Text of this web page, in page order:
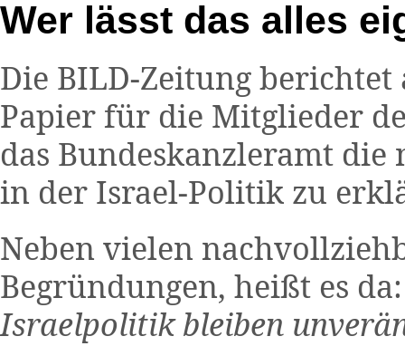
Wer lässt das alles
Die BILD-Zeitung
Papier für die Mitglieder
das Bundeskanzleramt
in der Israel-Politik zu
Neben vielen
Begründungen, heißt es
Israelpolitik bleiben